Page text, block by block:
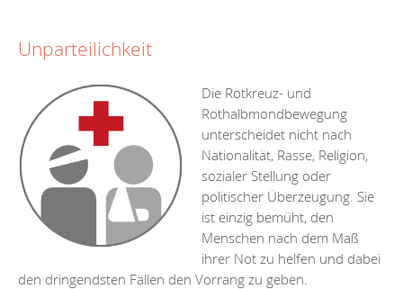
Unparteilichkeit
Die Rotkreuz- und
Rothalbmondbewegung
unterscheidet nicht nach
Nationalität, Rasse, Religion,
sozialer Stellung oder
politischer Überzeugung. Sie
ist einzig bemüht, den
Menschen nach dem Maß
ihrer Not zu helfen und dabei
den dringendsten Fällen den Vorrang zu geben.